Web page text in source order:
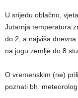
U srijedu oblačno,
Jutarnja temperatura
do 2, a najviša
na jugu zemlje do 8
O vremenskim (ne)
poznati bh.